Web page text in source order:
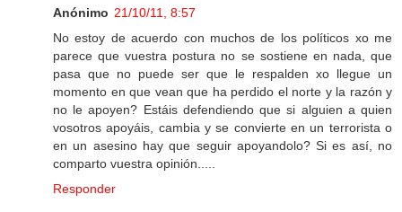
Anónimo 21/10/11, 8:57
No estoy de acuerdo con muchos de los políticos xo me
parece que vuestra postura no se sostiene en nada, que
pasa que no puede ser que le respalden xo llegue un
momento en que vean que ha perdido el norte y la razón y
no le apoyen? Estáis defendiendo que si alguien a quien
vosotros apoyáis, cambia y se convierte en un terrorista o
en un asesino hay que seguir apoyandolo? Si es así, no
comparto vuestra opinión.....
Responder